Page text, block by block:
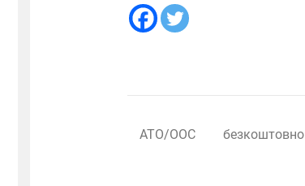
АТО/ООС безкоштовно